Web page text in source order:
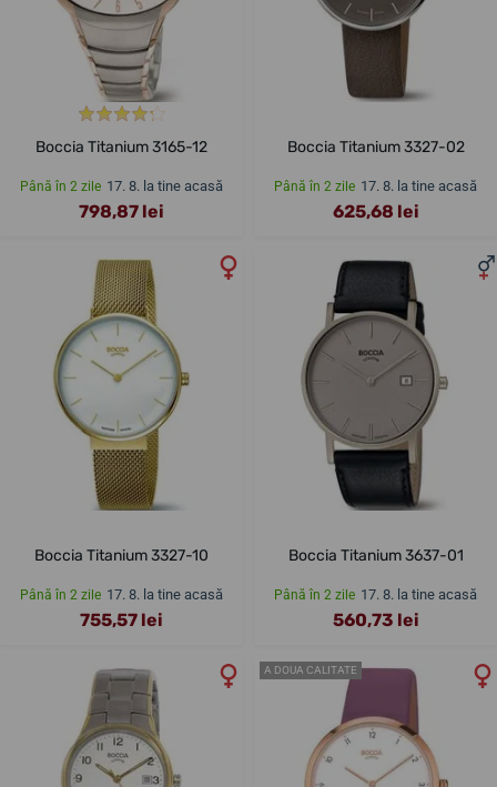
Boccia Titanium 3165-12
Până în 2 zile 17. 8. la tine acasă
798,87 lei
Boccia Titanium 3327-02
Până în 2 zile 17. 8. la tine acasă
625,68 lei
Boccia Titanium 3327-10
Până în 2 zile 17. 8. la tine acasă
755,57 lei
Boccia Titanium 3637-01
Până în 2 zile 17. 8. la tine acasă
560,73 lei
A DOUA CALITATE